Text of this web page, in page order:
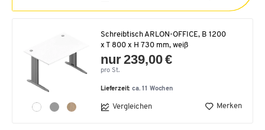
Schreibtisch ARLON-OFFICE, B 1200
x T 800 x H 730 mm, weiß
nur 239,00 €
pro St.
Lieferzeit:ca. 11 Wochen
Vergleichen Merken